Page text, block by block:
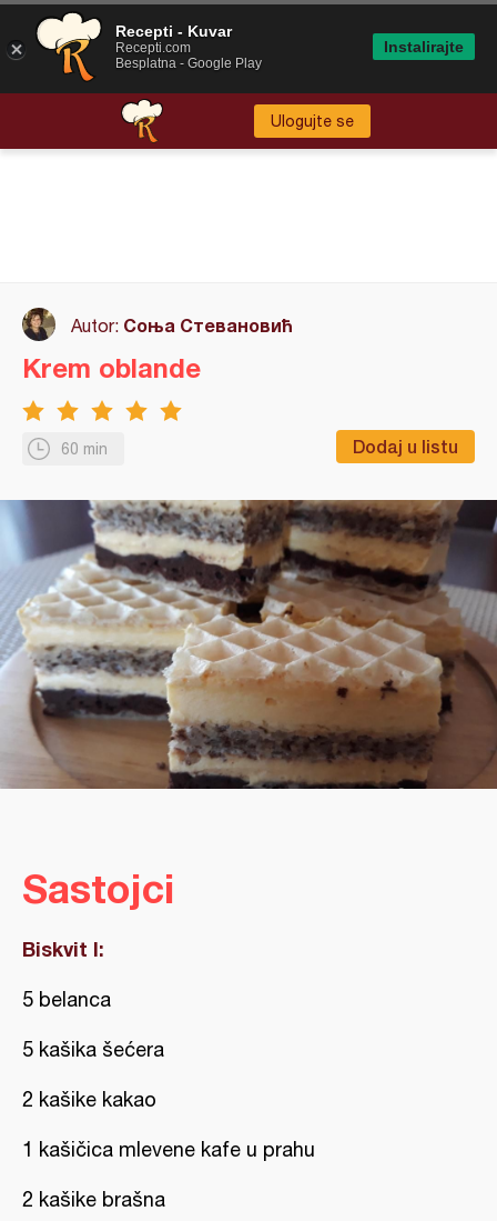
Ulogujte se
Autor: Соња Стевановић
60 min Dodaj u listu
Krem oblande
Sastojci
Biskvit I:
5 belanca
5 kašika šećera
2 kašike kakao
1 kašičica mlevene kafe u prahu
2 kašike brašna
Recepti - Kuvar
Recepti.com
Besplatna - Google Play
Instalirajte